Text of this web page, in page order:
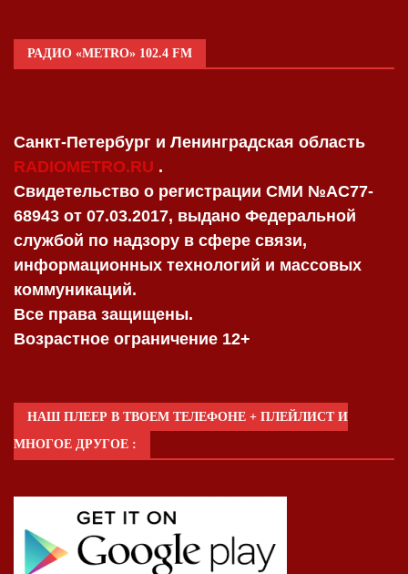
РАДИО «METRO» 102.4 FM
Санкт-Петербург и Ленинградская область
RADIOMETRO.RU .
Свидетельство о регистрации СМИ №AC77-
68943 от 07.03.2017, выдано Федеральной
службой по надзору в сфере связи,
информационных технологий и массовых
коммуникаций.
Все права защищены.
Возрастное ограничение 12+
НАШ ПЛЕЕР В ТВОЕМ ТЕЛЕФОНЕ + ПЛЕЙЛИСТ И
МНОГОЕ ДРУГОЕ :